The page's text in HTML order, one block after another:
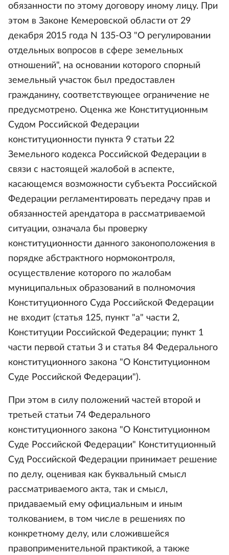
обязанности по этому договору иному лицу. При
этом в Законе Кемеровской области от 29
декабря 2015 года N 135-ОЗ "О регулировании
отдельных вопросов в сфере земельных
отношений", на основании которого спорный
земельный участок был предоставлен
гражданину, соответствующее ограничение не
предусмотрено. Оценка же Конституционным
Судом Российской Федерации
конституционности пункта 9 статьи 22
Земельного кодекса Российской Федерации в
связи с настоящей жалобой в аспекте,
касающемся возможности субъекта Российской
Федерации регламентировать передачу прав и
обязанностей арендатора в рассматриваемой
ситуации, означала бы проверку
конституционности данного законоположения в
порядке абстрактного нормоконтроля,
осуществление которого по жалобам
муниципальных образований в полномочия
Конституционного Суда Российской Федерации
не входит (статья 125, пункт "а" части 2,
Конституции Российской Федерации; пункт 1
части первой статьи 3 и статья 84 Федерального
конституционного закона "О Конституционном
Суде Российской Федерации").
При этом в силу положений частей второй и
третьей статьи 74 Федерального
конституционного закона "О Конституционном
Суде Российской Федерации" Конституционный
Суд Российской Федерации принимает решение
по делу, оценивая как буквальный смысл
рассматриваемого акта, так и смысл,
придаваемый ему официальным и иным
толкованием, в том числе в решениях по
конкретному делу, или сложившейся
правоприменительной практикой, а также